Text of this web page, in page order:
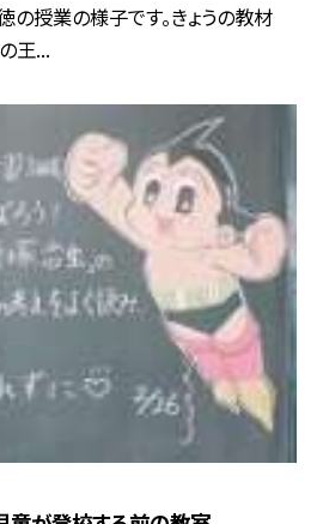
の授業の様子です。きょうの教材
王...